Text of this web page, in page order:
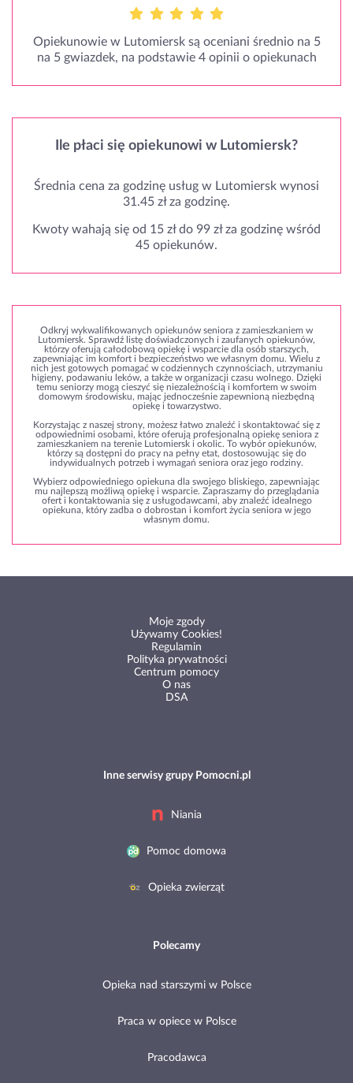
Opiekunowie w Lutomiersk są oceniani średnio na 5
na 5 gwiazdek, na podstawie 4 opinii o opiekunach
Ile płaci się opiekunowi w Lutomiersk?
Średnia cena za godzinę usług w Lutomiersk wynosi
31.45 zł za godzinę.
Kwoty wahają się od 15 zł do 99 zł za godzinę wśród
45 opiekunów.
Odkryj wykwalifikowanych opiekunów seniora z zamieszkaniem w
Lutomiersk. Sprawdź listę doświadczonych i zaufanych opiekunów,
którzy oferują całodobową opiekę i wsparcie dla osób starszych,
zapewniając im komfort i bezpieczeństwo we własnym domu. Wielu z
nich jest gotowych pomagać w codziennych czynnościach, utrzymaniu
higieny, podawaniu leków, a także w organizacji czasu wolnego. Dzięki
temu seniorzy mogą cieszyć się niezależnością i komfortem w swoim
domowym środowisku, mając jednocześnie zapewnioną niezbędną
opiekę i towarzystwo.
Korzystając z naszej strony, możesz łatwo znaleźć i skontaktować się z
odpowiednimi osobami, które oferują profesjonalną opiekę seniora z
zamieszkaniem na terenie Lutomiersk i okolic. To wybór opiekunów,
którzy są dostępni do pracy na pełny etat, dostosowując się do
indywidualnych potrzeb i wymagań seniora oraz jego rodziny.
Wybierz odpowiedniego opiekuna dla swojego bliskiego, zapewniając
mu najlepszą możliwą opiekę i wsparcie. Zapraszamy do przeglądania
ofert i kontaktowania się z usługodawcami, aby znaleźć idealnego
opiekuna, który zadba o dobrostan i komfort życia seniora w jego
własnym domu.
Moje zgody
Używamy Cookies!
Regulamin
Polityka prywatności
Centrum pomocy
O nas
DSA
Inne serwisy grupy Pomocni.pl
Niania
Pomoc domowa
Opieka zwierząt
Polecamy
Opieka nad starszymi w Polsce
Praca w opiece w Polsce
Pracodawca